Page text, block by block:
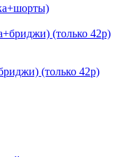
(только 42р)